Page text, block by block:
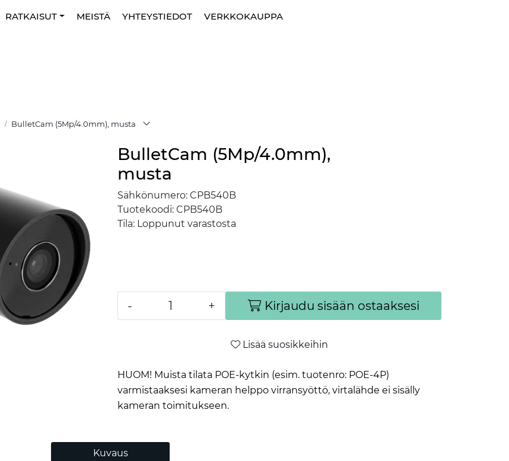
RATKAISUT MEISTÄ YHTEYSTIEDOT VERKKOKAUPPA
BulletCam (5Mp/4.0mm), musta
BulletCam (5Mp/4.0mm),
musta
Sähkönumero: CPB540B
Tuotekoodi: CPB540B
Tila: Loppunut varastosta
- + Kirjaudu sisään ostaaksesi
Lisää suosikkeihin
HUOM! Muista tilata POE-kytkin (esim. tuotenro: POE-4P)
varmistaaksesi kameran helppo virransyöttö, virtalähde ei sisälly
kameran toimitukseen.
Kuvaus